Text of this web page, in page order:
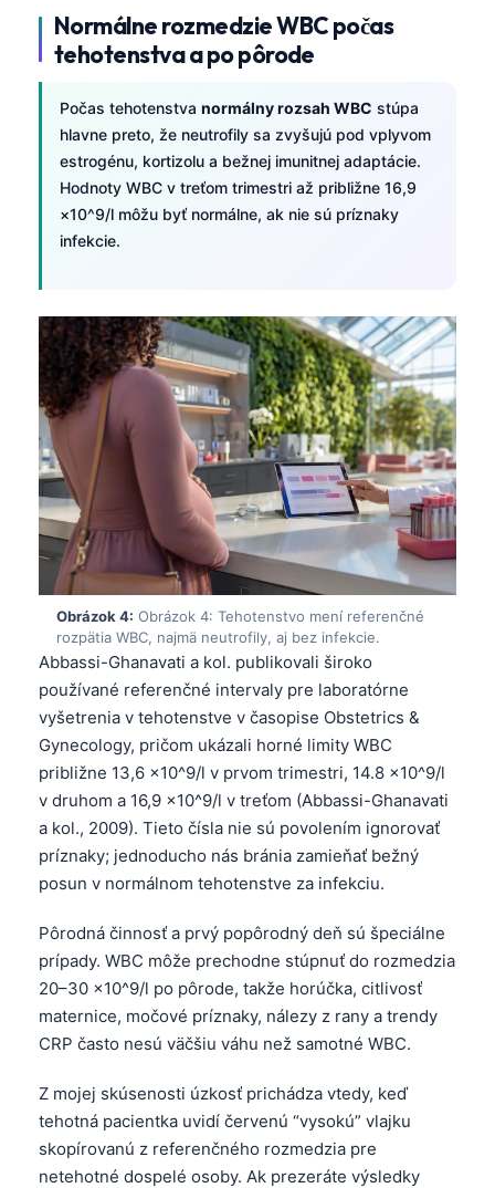
Normálne rozmedzie WBC počas
tehotenstva a po pôrode
Počas tehotenstva normálny rozsah WBC stúpa
hlavne preto, že neutrofily sa zvyšujú pod vplyvom
estrogénu, kortizolu a bežnej imunitnej adaptácie.
Hodnoty WBC v treťom trimestri až približne 16,9
×10^9/l môžu byť normálne, ak nie sú príznaky
infekcie.
Obrázok 4: Obrázok 4: Tehotenstvo mení referenčné
rozpätia WBC, najmä neutrofily, aj bez infekcie.
Abbassi-Ghanavati a kol. publikovali široko
používané referenčné intervaly pre laboratórne
vyšetrenia v tehotenstve v časopise Obstetrics &
Gynecology, pričom ukázali horné limity WBC
približne 13,6 ×10^9/l v prvom trimestri, 14.8 ×10^9/l
v druhom a 16,9 ×10^9/l v treťom (Abbassi-Ghanavati
a kol., 2009). Tieto čísla nie sú povolením ignorovať
príznaky; jednoducho nás bránia zamieňať bežný
posun v normálnom tehotenstve za infekciu.
Pôrodná činnosť a prvý popôrodný deň sú špeciálne
prípady. WBC môže prechodne stúpnuť do rozmedzia
20–30 ×10^9/l po pôrode, takže horúčka, citlivosť
maternice, močové príznaky, nálezy z rany a trendy
CRP často nesú väčšiu váhu než samotné WBC.
Z mojej skúsenosti úzkosť prichádza vtedy, keď
tehotná pacientka uvidí červenú “vysokú” vlajku
skopírovanú z referenčného rozmedzia pre
netehotné dospelé osoby. Ak prezeráte výsledky